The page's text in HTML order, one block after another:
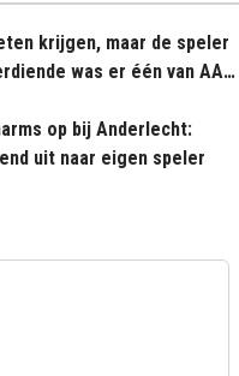
krijgen, maar de speler
was er één van AA
op bij Anderlecht:
uit naar eigen speler